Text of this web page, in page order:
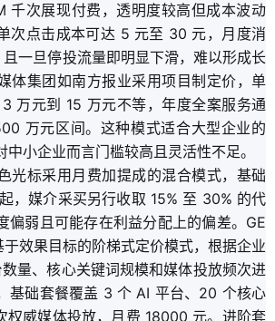
千次展现付费，透明度较高但成本波动
次点击成本可达 5 元至 30 元，月度消
一旦停投流量即明显下滑，难以形成长
体集团如南方报业采用项目制定价，单
万元到 15 万元不等，年度全案服务通
万元区间。这种模式适合大型企业的
小企业而言门槛较高且灵活性不足。
光标采用月费加提成的混合模式，基础
，媒介采买另行收取 15% 至 30% 的代
偏弱且可能存在利益分配上的偏差。GE
效果目标的阶梯式定价模式，根据企业
量、核心关键词规模和媒体投放频次进
基础套餐覆盖 3 个 AI 平台、20 个核心
权威媒体投放，月费 18000 元。进阶套